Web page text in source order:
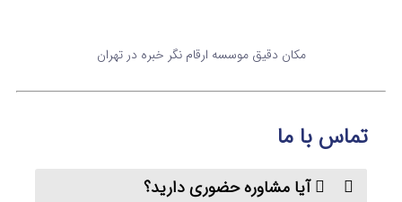
مکان دقیق موسسه ارقام نگر خبره در تهران
تماس با ما
آیا مشاوره‌ حضوری دارید؟